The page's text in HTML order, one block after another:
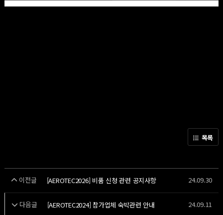
목록
이전글 [AEROTEC2026] 비품 신청 관련 공지사항 24.09.30
다음글 [AEROTEC2024] 참가업체 숙박관련 안내 24.09.11